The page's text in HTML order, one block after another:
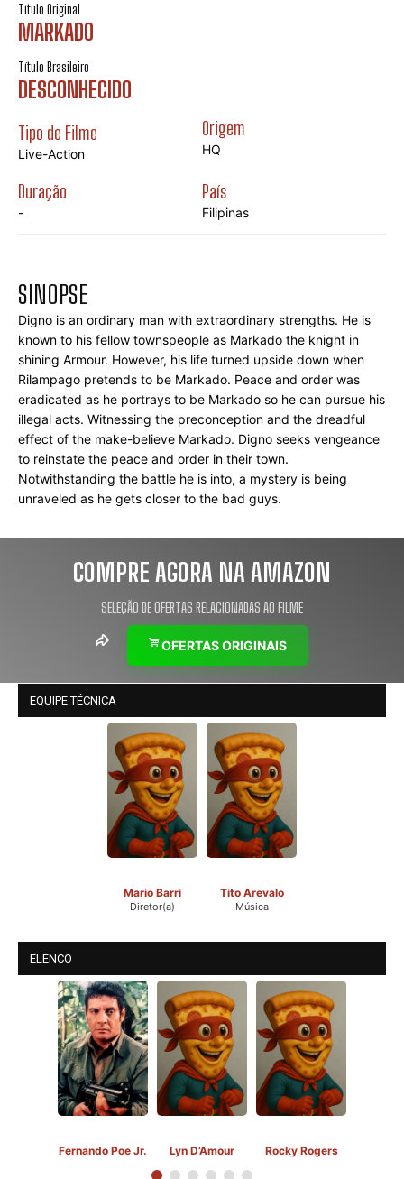
Título Original
MARKADO
Título Brasileiro
DESCONHECIDO
Tipo de Filme
Live-Action
Origem
HQ
Duração
-
País
Filipinas
SINOPSE
Digno is an ordinary man with extraordinary strengths. He is
known to his fellow townspeople as Markado the knight in
shining Armour. However, his life turned upside down when
Rilampago pretends to be Markado. Peace and order was
eradicated as he portrays to be Markado so he can pursue his
illegal acts. Witnessing the preconception and the dreadful
effect of the make-believe Markado. Digno seeks vengeance
to reinstate the peace and order in their town.
Notwithstanding the battle he is into, a mystery is being
unraveled as he gets closer to the bad guys.
COMPRE AGORA NA AMAZON
SELEÇÃO DE OFERTAS RELACIONADAS AO FILME
OFERTAS ORIGINAIS
EQUIPE TÉCNICA
Mario Barri
Diretor(a)
Tito Arevalo
Música
ELENCO
Fernando Poe Jr. Lyn D’Amour Rocky Rogers